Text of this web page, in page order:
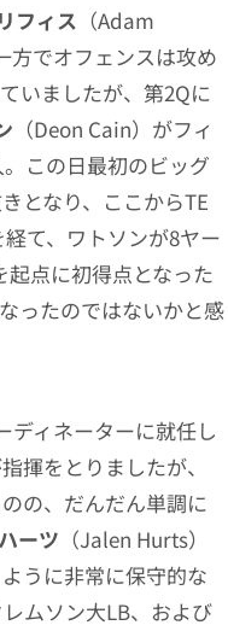
フィス （Adam
方でオフェンスは攻め
いましたが、第2Qに
（Deon Cain）がフィ
この日最初のビッグ
となり、ここからTE
て、ワトソンが8ヤー
点に初得点となった
ったのではないかと感
ディネーターに就任し
揮をとりましたが、
の、だんだん単調に
ーツ （Jalen Hurts）
うに非常に保守的な
ムソン大LB、および